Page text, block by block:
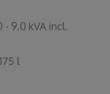
9,0 kVA incl.
l